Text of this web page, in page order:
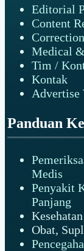
Editorial
Content
Medical
Tim /
Kontak
Advertise
Panduan
Medis
Penyakit
Panjang
Obat,